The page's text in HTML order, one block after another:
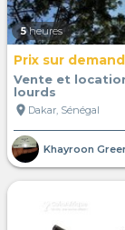
5 heures
Prix sur
Vente et
lourds
location_on Dakar, Sénégal